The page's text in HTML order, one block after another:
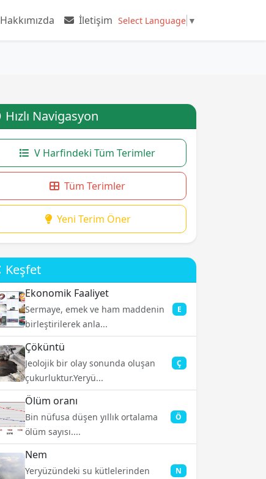
Hakkımızda İletişim Select Language ▼
Hızlı Navigasyon
V Harfindeki Tüm Terimler
Tüm Terimler
Yeni Terim Öner
Keşfet
Ekonomik Faaliyet
Sermaye, emek ve ham maddenin
birleştirilerek anla...
E
Çöküntü
Jeolojik bir olay sonunda oluşan
çukurluktur.Yeryü...
Ç
Ölüm oranı
Bin nüfusa düşen yıllık ortalama
ölüm sayısı....
Ö
Nem
Yeryüzündeki su kütlelerinden
N